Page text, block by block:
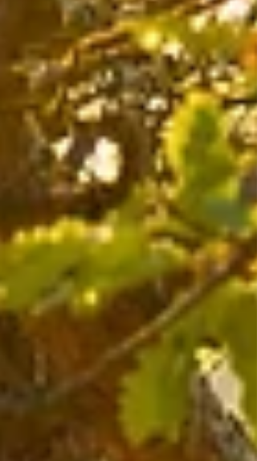
neuen, intensiven Lebensabschnitt.